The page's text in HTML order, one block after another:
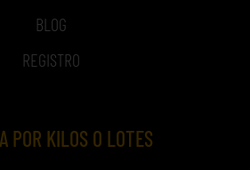
BLOG
REGISTRO
POR KILOS O LOTES